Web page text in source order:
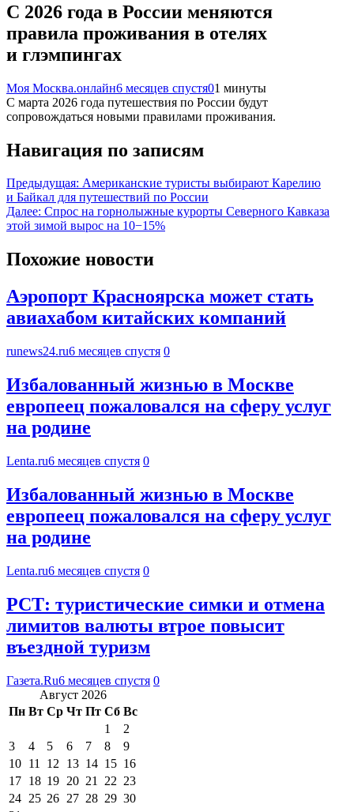
С 2026 года в России меняются
правила проживания в отелях
и глэмпингах
Моя Москва.онлайн6 месяцев спустя01 минуты
С марта 2026 года путешествия по России будут
сопровождаться новыми правилами проживания.
Навигация по записям
Предыдущая: Американские туристы выбирают Карелию
и Байкал для путешествий по России
Далее: Спрос на горнолыжные курорты Северного Кавказа
этой зимой вырос на 10−15%
Похожие новости
Аэропорт Красноярска может стать
авиахабом китайских компаний
runews24.ru6 месяцев спустя 0
Избалованный жизнью в Москве
европеец пожаловался на сферу услуг
на родине
Lenta.ru6 месяцев спустя 0
Избалованный жизнью в Москве
европеец пожаловался на сферу услуг
на родине
Lenta.ru6 месяцев спустя 0
РСТ: туристические симки и отмена
лимитов валюты втрое повысит
въездной туризм
Газета.Ru6 месяцев спустя 0
Август 2026
Пн Вт Ср Чт Пт Сб Вс
1
2
3
4 5 6 7 8
9
10 11 12 13 14 15 16
17 18 19 20 21 22 23
24 25 26 27 28 29 30